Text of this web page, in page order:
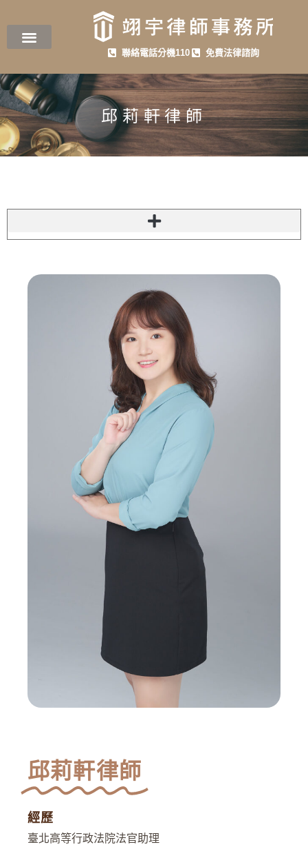
聯絡電話分機110 免費法律諮詢
邱莉軒律師
邱莉軒律師
經歷
臺北高等行政法院法官助理